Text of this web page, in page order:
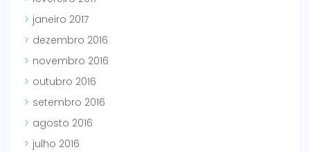
janeiro 2017
dezembro 2016
novembro 2016
outubro 2016
setembro 2016
agosto 2016
julho 2016